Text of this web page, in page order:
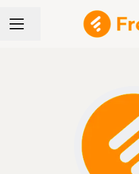
KARRIÄRMENY
Dela sidan